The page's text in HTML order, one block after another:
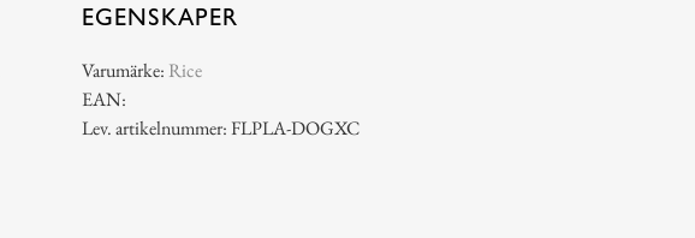
EGENSKAPER
Varumärke: Rice
EAN:
Lev. artikelnummer: FLPLA-DOGXC